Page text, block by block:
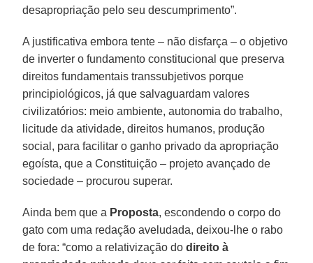
desapropriação pelo seu descumprimento”.
A justificativa embora tente – não disfarça – o objetivo
de inverter o fundamento constitucional que preserva
direitos fundamentais transsubjetivos porque
principiológicos, já que salvaguardam valores
civilizatórios: meio ambiente, autonomia do trabalho,
licitude da atividade, direitos humanos, produção
social, para facilitar o ganho privado da apropriação
egoísta, que a Constituição – projeto avançado de
sociedade – procurou superar.
Ainda bem que a Proposta, escondendo o corpo do
gato com uma redação aveludada, deixou-lhe o rabo
de fora: “como a relativização dodireito à